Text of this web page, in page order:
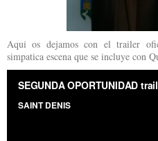
Aqui os dejamos con el trailer
simpatica escena que se incluye con